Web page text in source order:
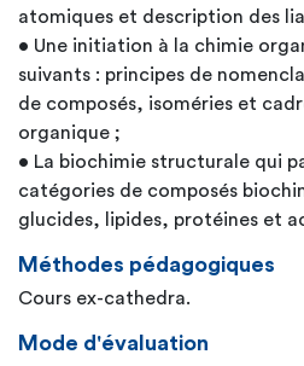
atomiques et description des
• Une initiation à la chimie
suivants : principes de
de composés, isoméries et
organique ;
• La biochimie structurale qui
catégories de composés
glucides, lipides, protéines et
Méthodes pédagogiques
Cours ex-cathedra.
Mode d'évaluation